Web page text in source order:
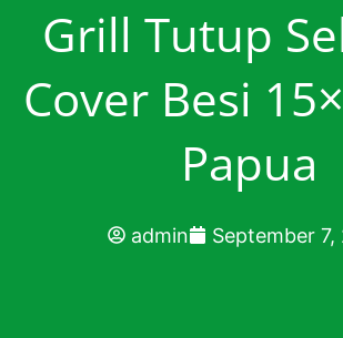
Grill Tutup
Cover Besi
Papua
admin September 7,